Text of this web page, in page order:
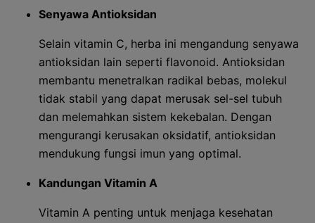
Senyawa Antioksidan
Selain vitamin C, herba ini mengandung senyawa
antioksidan lain seperti flavonoid. Antioksidan
membantu menetralkan radikal bebas, molekul
tidak stabil yang dapat merusak sel-sel tubuh
dan melemahkan sistem kekebalan. Dengan
mengurangi kerusakan oksidatif, antioksidan
mendukung fungsi imun yang optimal.
Kandungan Vitamin A
Vitamin A penting untuk menjaga kesehatan